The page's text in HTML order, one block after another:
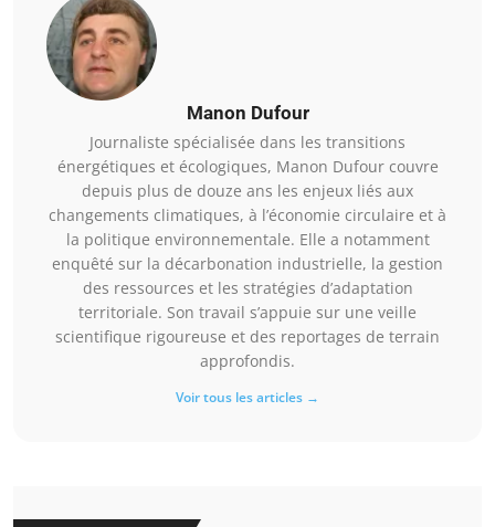
Manon Dufour
Journaliste spécialisée dans les transitions
énergétiques et écologiques, Manon Dufour couvre
depuis plus de douze ans les enjeux liés aux
changements climatiques, à l’économie circulaire et à
la politique environnementale. Elle a notamment
enquêté sur la décarbonation industrielle, la gestion
des ressources et les stratégies d’adaptation
territoriale. Son travail s’appuie sur une veille
scientifique rigoureuse et des reportages de terrain
approfondis.
Voir tous les articles →